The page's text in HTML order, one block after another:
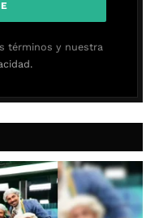
términos y nuestra